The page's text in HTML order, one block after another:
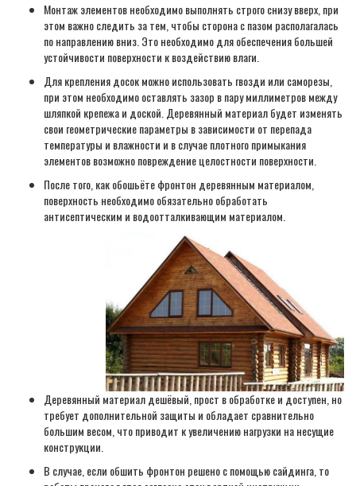
Монтаж элементов необходимо выполнять строго снизу вверх, при
этом важно следить за тем, чтобы сторона с пазом располагалась
по направлению вниз. Это необходимо для обеспечения большей
устойчивости поверхности к воздействию влаги.
Для крепления досок можно использовать гвозди или саморезы,
при этом необходимо оставлять зазор в пару миллиметров между
шляпкой крепежа и доской. Деревянный материал будет изменять
свои геометрические параметры в зависимости от перепада
температуры и влажности и в случае плотного примыкания
элементов возможно повреждение целостности поверхности.
После того, как обошьёте фронтон деревянным материалом,
поверхность необходимо обязательно обработать
антисептическим и водоотталкивающим материалом.
Деревянный материал дешёвый, прост в обработке и доступен, но
требует дополнительной защиты и обладает сравнительно
большим весом, что приводит к увеличению нагрузки на несущие
конструкции.
В случае, если обшить фронтон решено с помощью сайдинга, то